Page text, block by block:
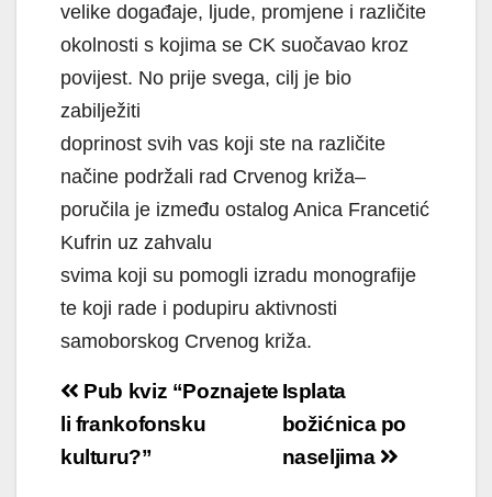
velike događaje, ljude, promjene i različite
okolnosti s kojima se CK suočavao kroz
povijest. No prije svega, cilj je bio
zabilježiti
doprinost svih vas koji ste na različite
načine podržali rad Crvenog križa–
poručila je između ostalog Anica Francetić
Kufrin uz zahvalu
svima koji su pomogli izradu monografije
te koji rade i podupiru aktivnosti
samoborskog Crvenog križa.
Navigacija
objava
Isplata
božićnica po
naseljima
Pub kviz “Poznajete
li frankofonsku
kulturu?”